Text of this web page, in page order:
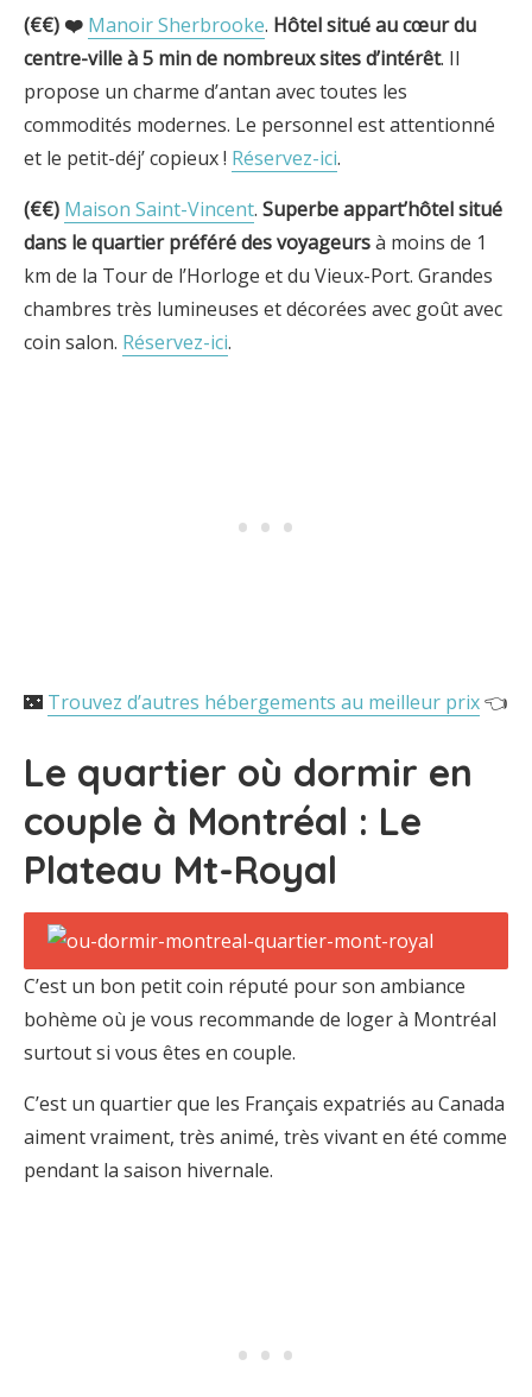
(€€) ❤️ Manoir Sherbrooke. Hôtel situé au cœur du
centre-villeà 5 min de nombreux sites d’intérêt. Il
propose un charme d’antan avec toutes les
commodités modernes. Le personnel est attentionné
et le petit-déj’ copieux ! Réservez-ici.
(€€) Maison Saint-Vincent. Superbe appart’hôtel situé
dans le quartier préféré des voyageursà moins de 1
km de la Tour de l’Horloge et du Vieux-Port. Grandes
chambres très lumineuses et décorées avec goût avec
coin salon. Réservez-ici.
🌃 Trouvez d’autres hébergements au meilleur prix👈
Le quartier où dormir en
couple à Montréal : Le
Plateau Mt-Royal
C’est un bon petit coin réputé pour son ambiance
bohème où je vous recommande de loger à Montréal
surtout si vous êtes en couple.
C’est un quartier que les Français expatriés au Canada
aiment vraiment, très animé, très vivant en été comme
pendant la saison hivernale.